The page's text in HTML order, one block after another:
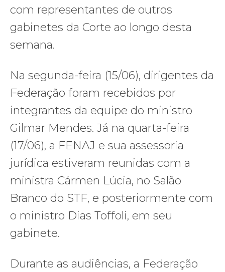
com representantes de outros
gabinetes da Corte ao longo desta
semana.
Na segunda-feira (15/06), dirigentes da
Federação foram recebidos por
integrantes da equipe do ministro
Gilmar Mendes. Já na quarta-feira
(17/06), a FENAJ e sua assessoria
jurídica estiveram reunidas com a
ministra Cármen Lúcia, no Salão
Branco do STF, e posteriormente com
o ministro Dias Toffoli, em seu
gabinete.
Durante as audiências, a Federação